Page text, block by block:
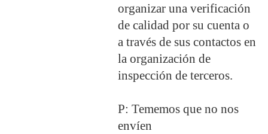
organizar una verificación
de calidad por su cuenta o
a través de sus contactos en
la organización de
inspección de terceros.
P: Tememos que no nos
envíen